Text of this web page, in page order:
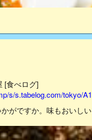
[食べログ]
s/s.tabelog.com/tokyo/
がですか。味もおいし